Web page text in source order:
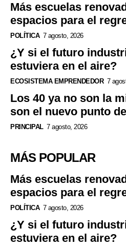
Más escuelas
espacios para el
POLÍTICA 7 agosto, 2026
¿Y si el futuro
estuviera en el aire?
ECOSISTEMA EMPRENDEDOR 7
Los 40 ya no son la
son el nuevo punto
PRINCIPAL 7 agosto, 2026
MÁS POPULAR
Más escuelas
espacios para el
POLÍTICA 7 agosto, 2026
¿Y si el futuro
estuviera en el aire?